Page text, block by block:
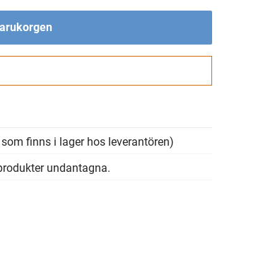
finns i lager hos leverantören)
undantagna.